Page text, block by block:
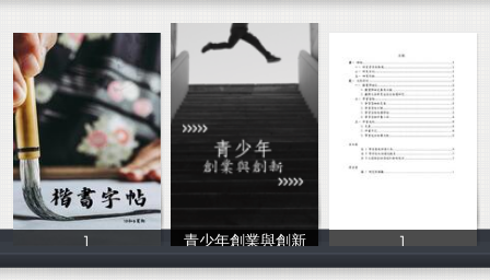
1
nebular
青少年創業與創新
11234
1
1